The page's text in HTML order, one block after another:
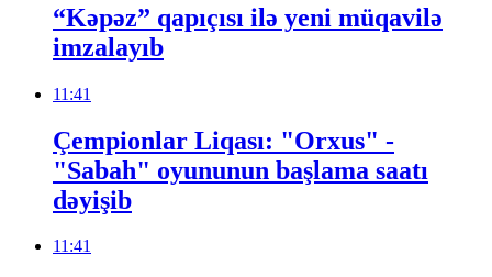
“Kəpəz” qapıçısı ilə yeni müqavilə
imzalayıb
11:41
Çempionlar Liqası: "Orxus" -
"Sabah" oyununun başlama saatı
dəyişib
11:41